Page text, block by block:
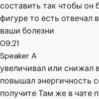
составить так чтобы
фигуре то есть
ваши болезни
09:21
Speaker A
увеличивал или снижал
повышал энергичность
получите Там же в чате